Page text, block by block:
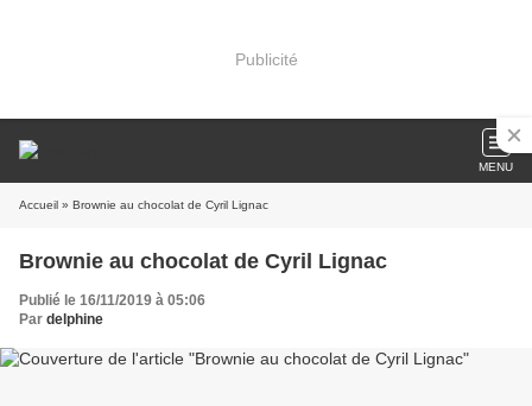
Publicité
MENU
Accueil » Brownie au chocolat de Cyril Lignac
Brownie au chocolat de Cyril Lignac
Publié le 16/11/2019 à 05:06
Par delphine